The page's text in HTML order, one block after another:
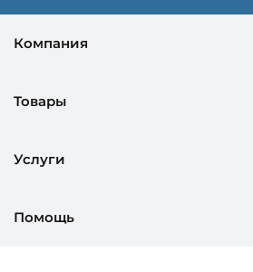
Компания
Товары
Услуги
Помощь